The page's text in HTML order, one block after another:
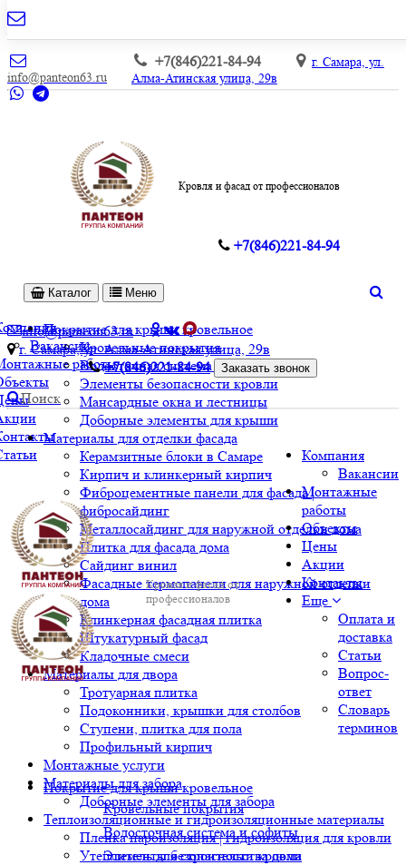
info@panteon63.ru
+7(846)221-84-94
г. Самара, ул.
Алма-Атинская улица, 29в
Кровля и фасад от профессионалов
+7(846)221-84-94
Каталог Меню
Вакансии
работы
Покрытие для крыши кровельное
Кровельные покрытия
Водосточная система и софиты
Элементы безопасности кровли
Мансардные окна и лестницы
Доборные элементы для крыши
Материалы для отделки фасада
Керамзитные блоки в Самаре
Кирпич и клинкерный кирпич
Фиброцементные панели для фасада |
фибросайдинг
Металлосайдинг для наружной отделки дома
Плитка для фасада дома
Сайдинг винил
Фасадные термопанели для наружной отделки
дома
Клинкерная фасадная плитка
Штукатурный фасад
Кладочные смеси
Материалы для двора
Тротуарная плитка
Подоконники, крышки для столбов
Ступени, плитка для пола
Профильный кирпич
Монтажные услуги
Материалы для забора
Доборные элементы для забора
Теплоизоляционные и гидроизоляционные материалы
Пленка пароизоляция | гидроизоляция для кровли
Утеплитель для строительства дома
info@panteon63.ru
г. Самара, ул. Алма-Атинская улица, 29в
+7(846)221-84-94
Заказать звонок
Поиск
Кровля и фасад от
профессионалов
Компания
Вакансии
Монтажные
работы
Объекты
Цены
Акции
Контакты
Еще
Оплата и
доставка
Статьи
Вопрос-
ответ
Словарь
терминов
Покрытие для крыши кровельное
Кровельные покрытия
Водосточная система и софиты
Элементы безопасности кровли